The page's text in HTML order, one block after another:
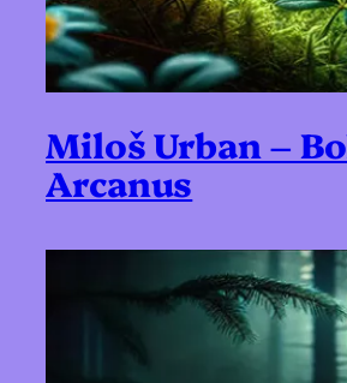
Miloš Urban –
Arcanus